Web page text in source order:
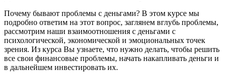
Почему бывают проблемы с деньгами? В этом курсе мы
подробно ответим на этот вопрос, заглянем вглубь проблемы,
рассмотрим наши взаимоотношения с деньгами с
психологической, экономической и эмоциональных точек
зрения. Из курса Вы узнаете, что нужно делать, чтобы решить
все свои финансовые проблемы, начать накапливать деньги и
в дальнейшем инвестировать их.